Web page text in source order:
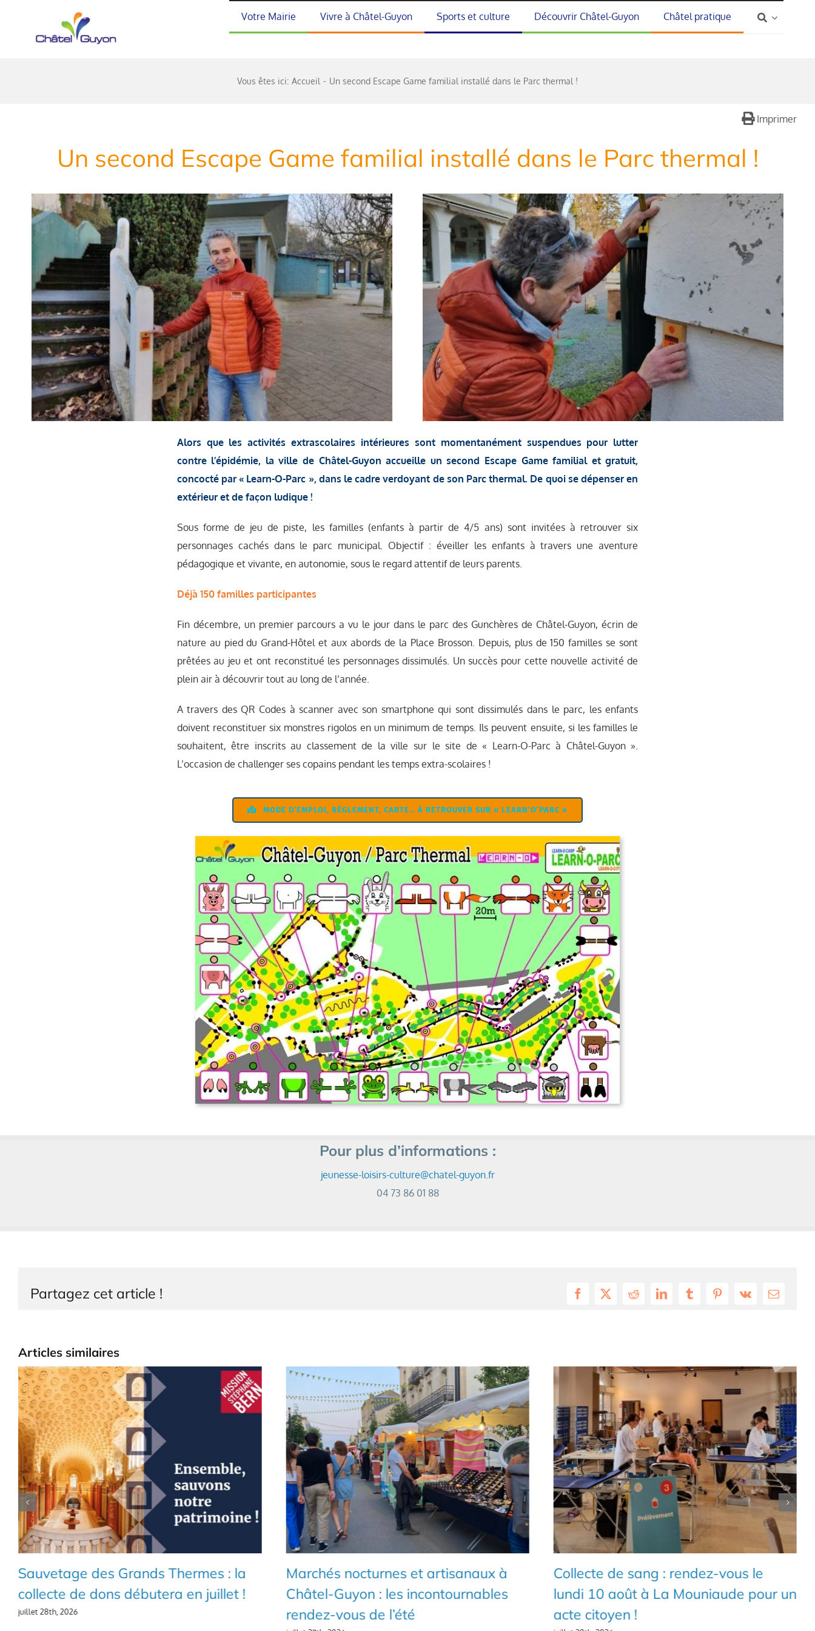
Votre Mairie Vivre à Châtel-Guyon Sports et culture Découvrir Châtel-Guyon Châtel pratique
Vous êtes ici: Accueil Un second Escape Game familial installé dans le Parc thermal !
Imprimer
Un second Escape Game familial installé dans le Parc thermal !
Alors que les activités extrascolaires intérieures sont momentanément suspendues pour lutter
contre l’épidémie, la ville de Châtel-Guyon accueille un second Escape Game familial et gratuit,
concocté par « Learn-O-Parc », dans le cadre verdoyant de son Parc thermal. De quoi se dépenser en
extérieur et de façon ludique !
Sous forme de jeu de piste, les familles (enfants à partir de 4/5 ans) sont invitées à retrouver six
personnages cachés dans le parc municipal. Objectif : éveiller les enfants à travers une aventure
pédagogique et vivante, en autonomie, sous le regard attentif de leurs parents.
Déjà 150 familles participantes
Fin décembre, un premier parcours a vu le jour dans le parc des Gunchères de Châtel-Guyon, écrin de
nature au pied du Grand-Hôtel et aux abords de la Place Brosson. Depuis, plus de 150 familles se sont
prêtées au jeu et ont reconstitué les personnages dissimulés. Un succès pour cette nouvelle activité de
plein air à découvrir tout au long de l’année.
A travers des QR Codes à scanner avec son smartphone qui sont dissimulés dans le parc, les enfants
doivent reconstituer six monstres rigolos en un minimum de temps. Ils peuvent ensuite, si les familles le
souhaitent, être inscrits au classement de la ville sur le site de « Learn-O-Parc à Châtel-Guyon ».
L’occasion de challenger ses copains pendant les temps extra-scolaires !
MODE D’EMPLOI, RÈGLEMENT, CARTE… À RETROUVER SUR « LEARN’O’PARC »
Pour plus d’informations :
jeunesse-loisirs-culture@chatel-guyon.fr
04 73 86 01 88
Partagez cet article ! Facebook
X RedditLinkedInTumblrPinterest
Vk Email
Articles similaires
Sauvetage des Grands Thermes : la
collecte de dons débutera en juillet !
juillet 28th, 2026
Marchés nocturnes et artisanaux à
Châtel-Guyon : les incontournables
rendez-vous de l’été
Collecte de sang : rendez-vous le
lundi 10 août à La Mouniaude pour un
acte citoyen !